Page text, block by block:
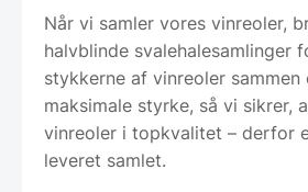
Når vi samler vores vinreoler,
halvblinde svalehalesamlinger
stykkerne af vinreoler
maksimale styrke, så vi sikrer,
vinreoler i topkvalitet – derfor
leveret samlet.